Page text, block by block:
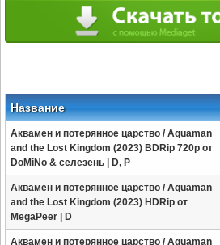
Название
Аквамен и потерянное царство / Aquaman
and the Lost Kingdom (2023) BDRip 720p от
DoMiNo & селезень | D, P
Аквамен и потерянное царство / Aquaman
and the Lost Kingdom (2023) HDRip от
MegaPeer | D
Аквамен и потерянное царство / Aquaman